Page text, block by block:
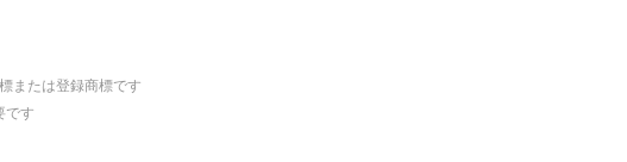
または登録商標です
です